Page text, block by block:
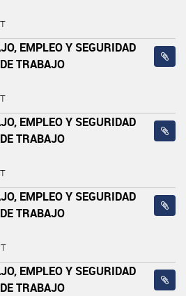
EMPLEO Y SEGURIDAD
TRABAJO
EMPLEO Y SEGURIDAD
TRABAJO
EMPLEO Y SEGURIDAD
TRABAJO
EMPLEO Y SEGURIDAD
TRABAJO